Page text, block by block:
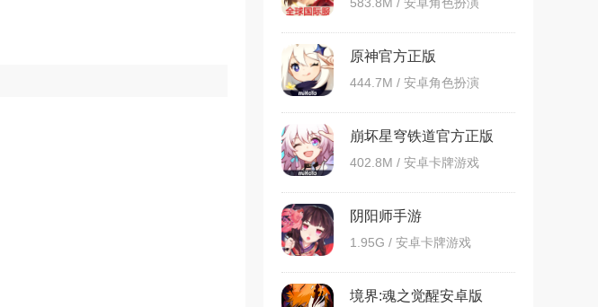
原神官方正版
444.7M / 安卓角色扮演
崩坏星穹铁道官方正版
402.8M / 安卓卡牌游戏
阴阳师手游
1.95G / 安卓卡牌游戏
境界:魂之觉醒安卓版